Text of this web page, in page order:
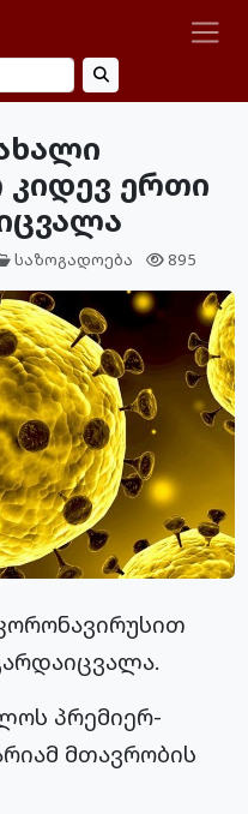
ერთი
საზოგადოება 895
პრემიერ-
მთავრობის